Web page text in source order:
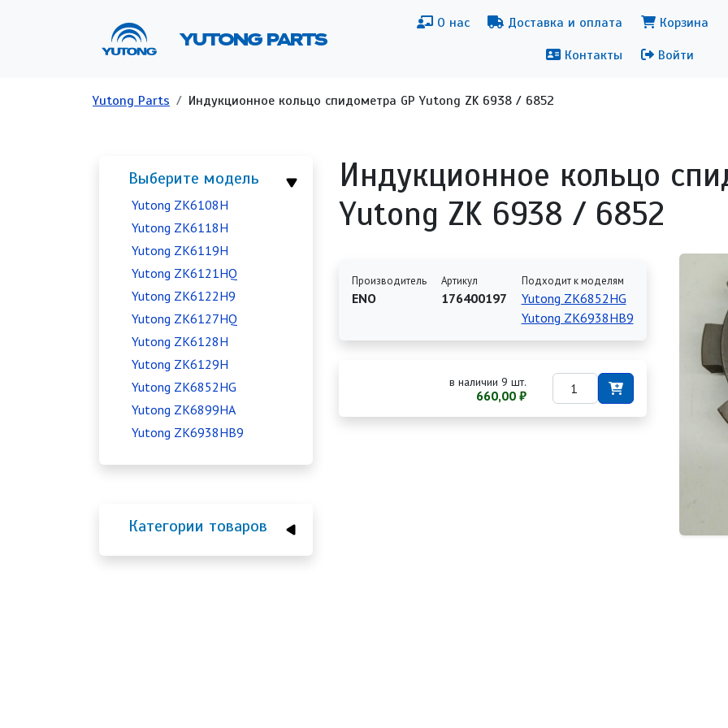
YUTONG PARTS
Основная навигация
О нас
Доставка и оплата
Контакты
Меню
Корзина
Войти
Строка навигации
Yutong Parts Индукционное кольцо спидометра GP Yutong ZK 6938 / 6852
Выберите модель
Yutong ZK6108H
Yutong ZK6118H
Yutong ZK6119H
Yutong ZK6121HQ
Yutong ZK6122H9
Yutong ZK6127HQ
Yutong ZK6128H
Yutong ZK6129H
Yutong ZK6852HG
Yutong ZK6899HA
Yutong ZK6938HB9
Категории товаров
Индукционное кольцо
Yutong ZK 6938 / 6852
Производитель
ENO
Артикул
176400197
Подходит к моделям
Yutong ZK6852HG
Yutong ZK6938HB9
в наличии 9 шт.
660,00 ₽